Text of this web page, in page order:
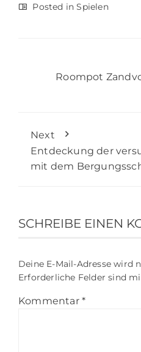
Posted inSpielen
Roompot
Next
Entdeckung der
mit dem
SCHREIBE EINEN
Deine E-Mail-Adresse wird
Erforderliche Felder sind
Kommentar *